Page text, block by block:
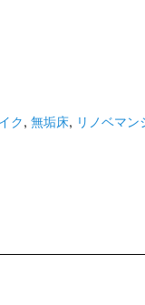
ク, 無垢床, リノベマン